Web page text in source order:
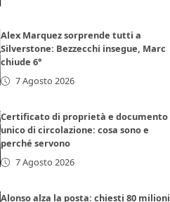
Alex Marquez sorprende tutti a
Silverstone: Bezzecchi insegue, Marc
chiude 6°
7 Agosto 2026
Certificato di proprietà e documento
unico di circolazione: cosa sono e
perché servono
7 Agosto 2026
Alonso alza la posta: chiesti 80 milioni